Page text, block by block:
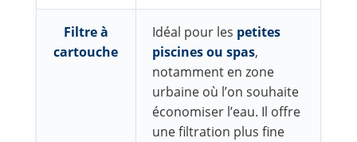
Filtre à
cartouche
Idéal pour les petites
piscines ou spas,
notamment en zone
urbaine où l’on souhaite
économiser l’eau. Il offre
une filtration plus fine